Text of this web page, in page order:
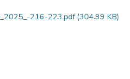
216-223.pdf(304.99 KB)